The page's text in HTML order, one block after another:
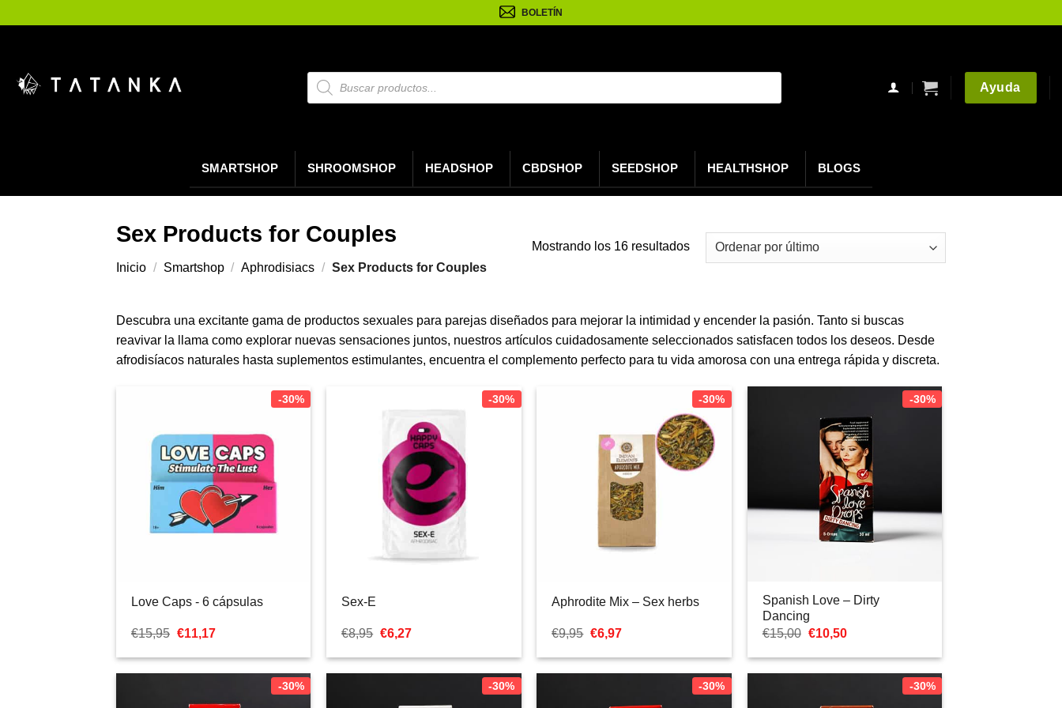
al
BOLETÍN
Búsqueda
de
productos
Ayuda
SMARTSHOP SHROOMSHOP HEADSHOP CBDSHOP SEEDSHOP HEALTHSHOP BLOGS
Sex Products for Couples
Inicio / Smartshop / Aphrodisiacs / Sex Products for Couples
Mostrando los 16 resultadosOrdenado
por
Descubra una excitante gama de productos sexuales para parejas diseñados para mejorar la intimidad y encender la pasión. Tanto si buscas
reavivar la llama como explorar nuevas sensaciones juntos, nuestros artículos cuidadosamente seleccionados satisfacen todos los deseos. Desde
afrodisíacos naturales hasta suplementos estimulantes, encuentra el complemento perfecto para tu vida amorosa con una entrega rápida y discreta.
-30%
Love Caps - 6 cápsulas
€15,95 El
original
era:
€11,17El
actual
es:
-30%
Sex-E
€8,95 El
original
era:
€6,27El
actual
es:
-30%
Aphrodite Mix – Sex herbs
€9,95 El
original
era:
€6,97El
actual
es:
-30%
Spanish Love – Dirty
Dancing
€15,00 El
original
era:
€10,50El
actual
es:
-30% -30% -30% -30%